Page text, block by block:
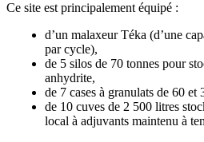
Ce site est principalement équipé :
d’un malaxeur Téka (d’une
par cycle),
de 5 silos de 70 tonnes pour
anhydrite,
de 7 cases à granulats de 60 et
de 10 cuves de 2 500 litres
local à adjuvants maintenu à